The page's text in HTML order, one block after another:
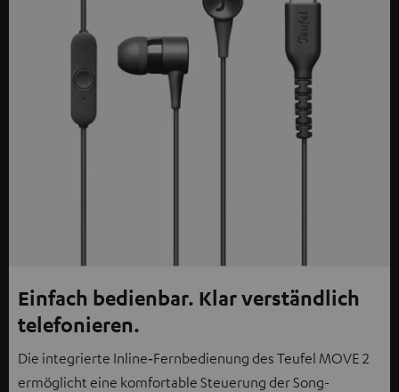
Einfach bedienbar. Klar verständlich
telefonieren.
Die integrierte Inline‑Fernbedienung des Teufel MOVE 2
ermöglicht eine komfortable Steuerung der Song-